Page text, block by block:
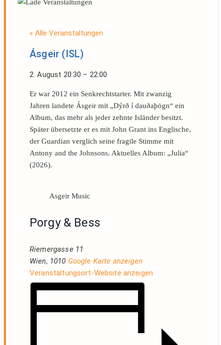
« Alle Veranstaltungen
Ásgeir (ISL)
2. August 20:30 – 22:00
Er war 2012 ein Senkrechtstarter. Mit zwanzig
Jahren landete Ásgeir mit „Dýrð í dauðaþögn“ ein
Album, das mehr als jeder zehnte Isländer besitzt.
Später übersetzte er es mit John Grant ins Englische,
der Guardian verglich seine fragile Stimme mit
Antony and the Johnsons. Aktuelles Album: „Julia“
(2026).
Asgeir Music
Porgy & Bess
Riemergasse 11
Wien, 1010 Google Karte anzeigen
Veranstaltungsort-Website anzeigen